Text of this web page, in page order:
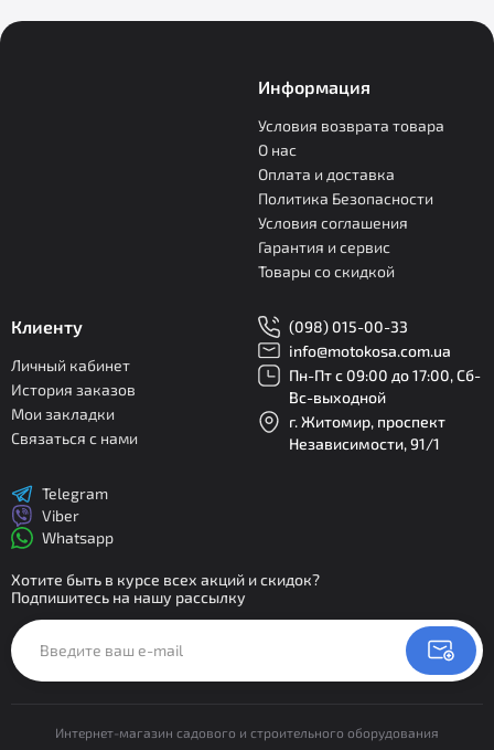
Информация
Условия возврата товара
О нас
Оплата и доставка
Политика Безопасности
Условия соглашения
Гарантия и сервис
Товары со скидкой
Клиенту
Личный кабинет
История заказов
Мои закладки
Связаться с нами
Хотите быть в курсе всех акций и скидок?
Подпишитесь на нашу рассылку
(098) 015-00-33
info@motokosa.com.ua
Пн-Пт с 09:00 до 17:00, Сб-
Вс-выходной
г. Житомир, проспект
Независимости, 91/1
Telegram
Viber
Whatsapp
Интернет-магазин садового и строительного оборудования